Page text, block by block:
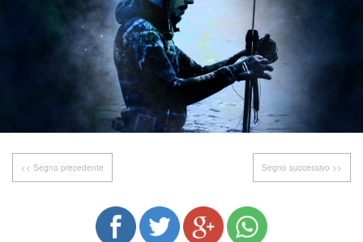
<< Segno precedente Segno successivo >>